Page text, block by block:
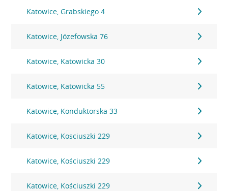
Katowice, Grabskiego 4
Katowice, Józefowska 76
Katowice, Katowicka 30
Katowice, Katowicka 55
Katowice, Konduktorska 33
Katowice, Kosciuszki 229
Katowice, Kościuszki 229
Katowice, Kościuszki 229